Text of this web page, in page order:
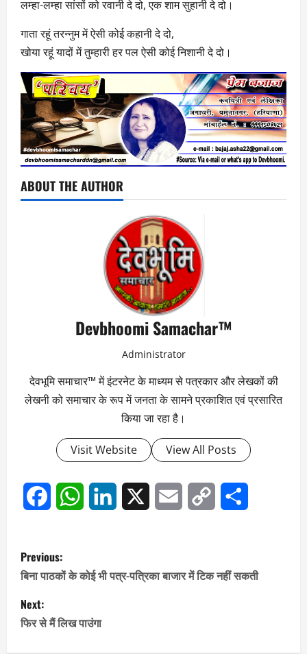
लम्हा-लम्हा सांसों को रवानी दे दो, एक शाम सुहानी दे दो।
गाता रहूं तरन्नुम में ऐसी कोई कहानी दे दो,
खोया रहूं यादों में तुम्हारी हर पल ऐसी कोई निशानी दे दो।
ABOUT THE AUTHOR
Devbhoomi Samachar™
Administrator
देवभूमि समाचार™ में इंटरनेट के माध्यम से पत्रकार और लेखकों की
लेखनी को समाचार के रूप में जनता के सामने प्रकाशित एवं प्रसारित
किया जा रहा है।
Visit Website View All Posts
FacebookWhatsAppLinkedIn Email
Copy
P
o
s
t
Previous:
बिना पाठकों के कोई भी पत्र-पत्रिका बाजार में टिक नहीं सकती
Next:
फिर से मैं लिख पाउंगा